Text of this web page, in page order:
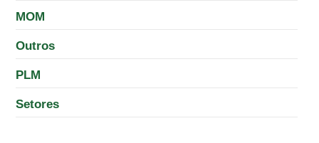
MOM
Outros
PLM
Setores